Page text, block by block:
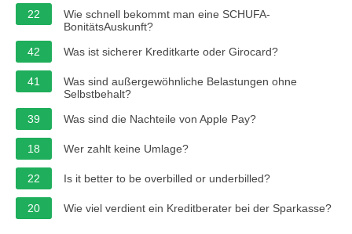
22
Wie schnell bekommt man eine SCHUFA-
BonitätsAuskunft?
42
Was ist sicherer Kreditkarte oder Girocard?
41
Was sind außergewöhnliche Belastungen ohne
Selbstbehalt?
39
Was sind die Nachteile von Apple Pay?
18 Wer zahlt keine Umlage?
22 Is it better to be overbilled or underbilled?
20 Wie viel verdient ein Kreditberater bei der Sparkasse?